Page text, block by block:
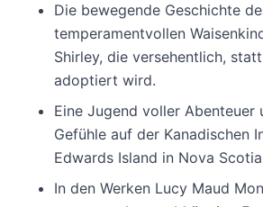
Die bewegende Geschichte
temperamentvollen
Shirley, die versehentlich,
adoptiert wird.
Eine Jugend voller Abenteuer
Gefühle auf der Kanadischen
Edwards Island in Nova Scotia
In den Werken Lucy Maud